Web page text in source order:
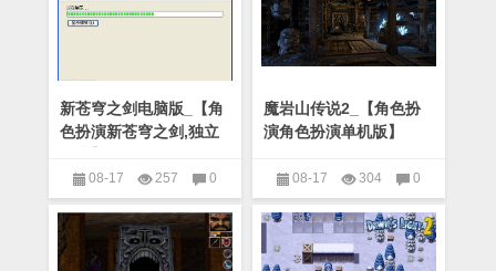
新苍穹之剑电脑版_【角
色扮演新苍穹之剑,独立
08-17 257
0
角色扮演
魔岩山传说2_【角色扮
演角色扮演单机版】
08-17 304
0
角色扮演